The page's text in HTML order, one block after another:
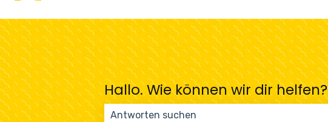
Hallo. Wie können wir dir helfen?